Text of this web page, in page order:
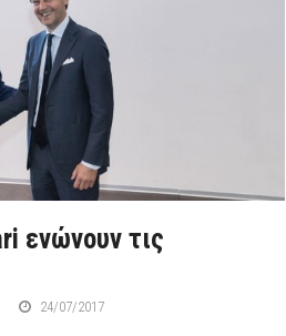
ενώνουν τις
24/07/2017